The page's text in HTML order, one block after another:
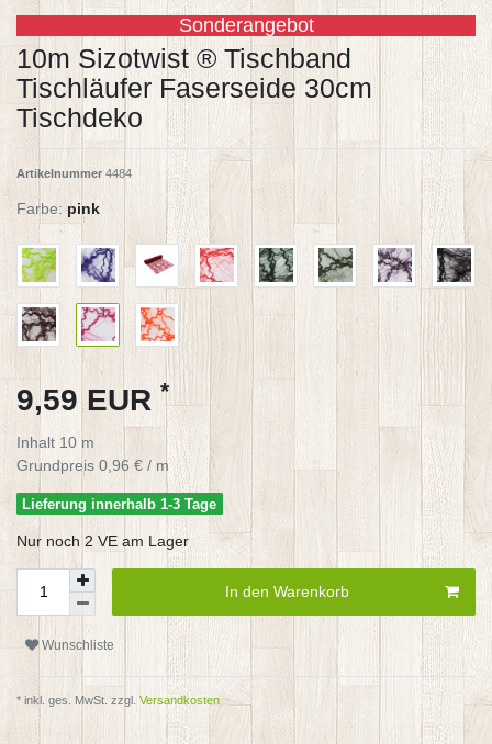
Sonderangebot
10m Sizotwist ® Tischband
Tischläufer Faserseide 30cm
Tischdeko
Artikelnummer 4484
Farbe: pink
9,59 EUR *
Inhalt 10 m
Grundpreis 0,96 € / m
Lieferung innerhalb 1-3 Tage
Nur noch 2 VE am Lager
In den Warenkorb
Wunschliste
* inkl. ges. MwSt. zzgl. Versandkosten